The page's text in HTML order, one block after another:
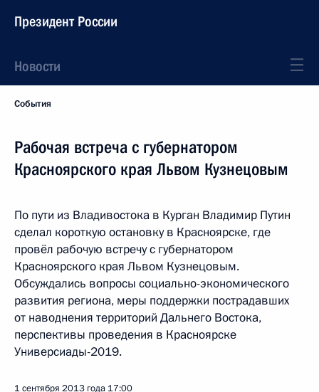
Президент России
Новости
События
Рабочая встреча с губернатором
Красноярского края Львом Кузнецовым
По пути из Владивостока в Курган Владимир Путин
сделал короткую остановку в Красноярске, где
провёл рабочую встречу с губернатором
Красноярского края Львом Кузнецовым.
Обсуждались вопросы социально-экономического
развития региона, меры поддержки пострадавших
от наводнения территорий Дальнего Востока,
перспективы проведения в Красноярске
Универсиады-2019.
1 сентября 2013 года 17:00